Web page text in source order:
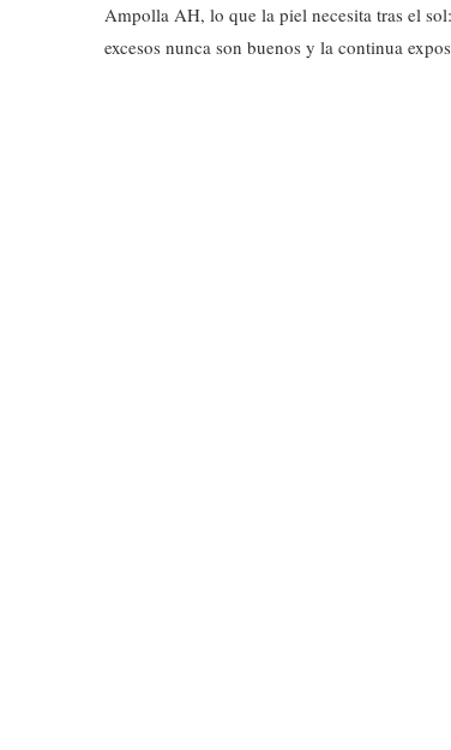
Ampolla AH, lo que la piel necesita tras el
excesos nunca son buenos y la continua